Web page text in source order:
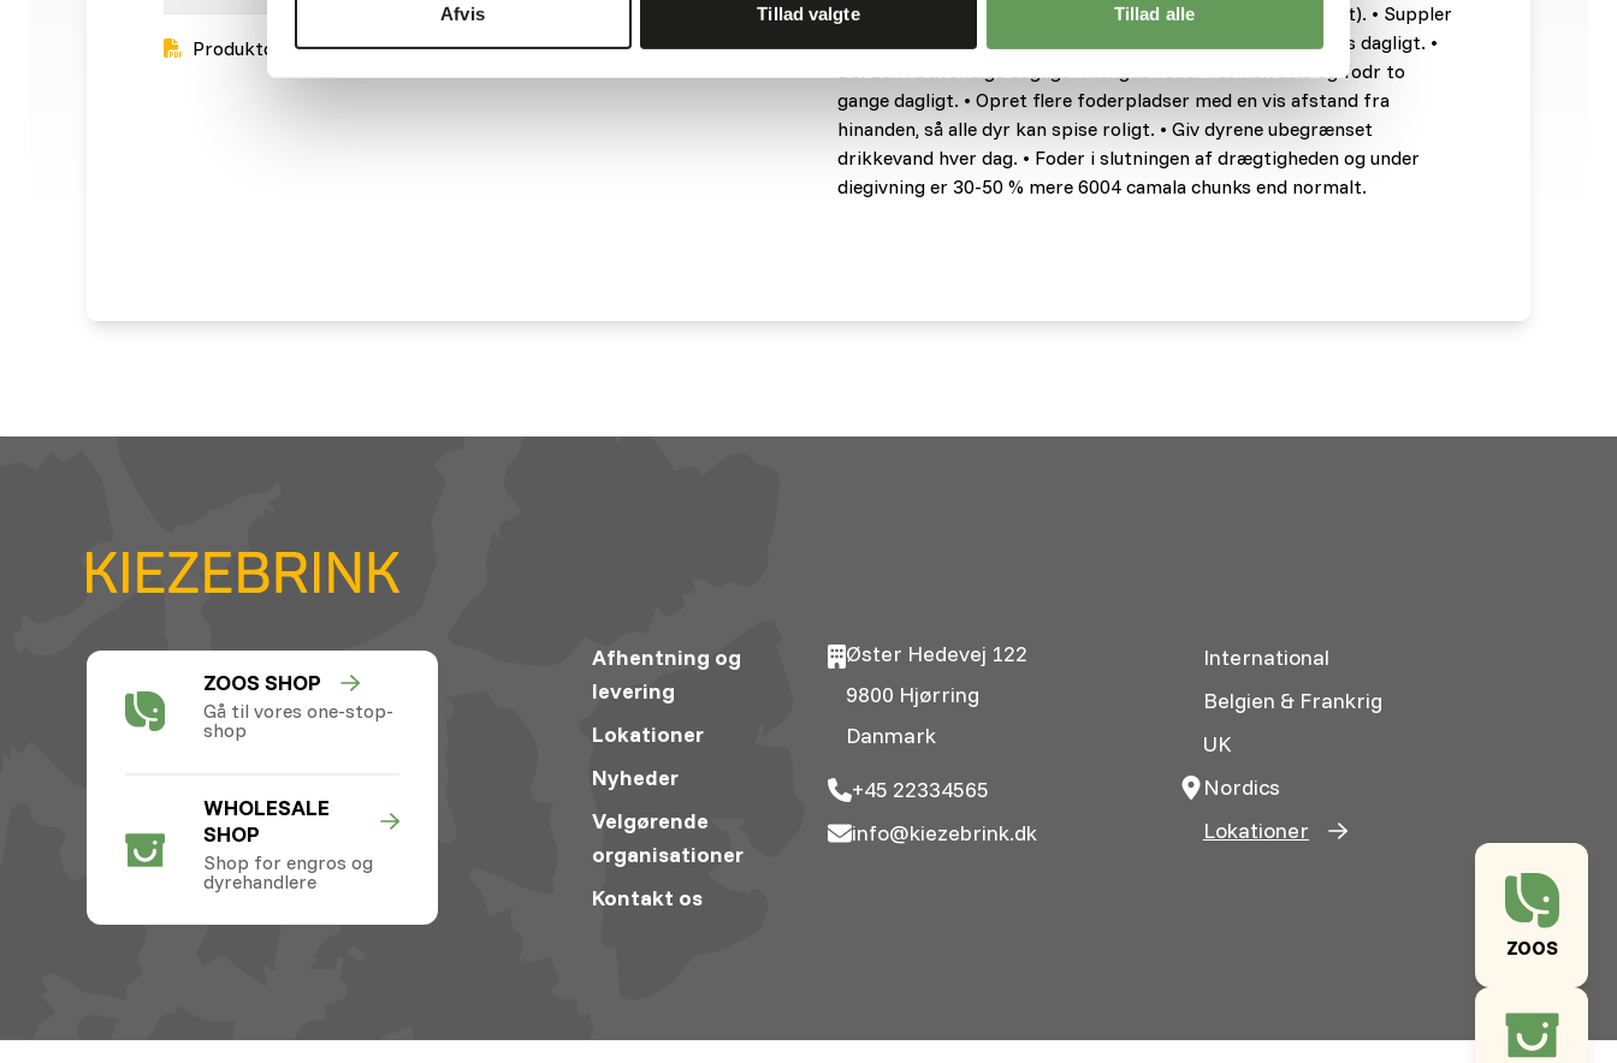
Afvis Tillad valgte Tillad alle
ZOOS
Produktdatablad
langfiberhø (i alt ca. 1 kilo grovfoder pr. 100 kilo kropsvægt). • Suppler
grovfoderet med 6004 camala chunks eller 6006 alpaka plus dagligt. •
Del den nødvendige daglige mængde foder i to halvdele og fodr to
gange dagligt. • Opret flere foderpladser med en vis afstand fra
hinanden, så alle dyr kan spise roligt. • Giv dyrene ubegrænset
drikkevand hver dag. • Foder i slutningen af drægtigheden og under
diegivning er 30-50 % mere 6004 camala chunks end normalt.
ZOOS SHOP
Gå til vores one-stop-
shop
WHOLESALE
SHOP
Shop for engros og
dyrehandlere
Afhentning og
levering
Lokationer
Nyheder
Velgørende
organisationer
Kontakt os
Øster Hedevej 122
9800 Hjørring
Danmark
+45 22334565
info@kiezebrink.dk
International
Belgien & Frankrig
UK
Nordics
Lokationer